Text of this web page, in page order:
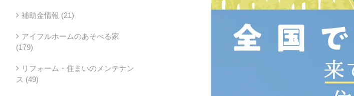
補助金情報 (21)
アイフルホームのあそべる家
(179)
リフォーム・住まいのメンテナン
ス (49)